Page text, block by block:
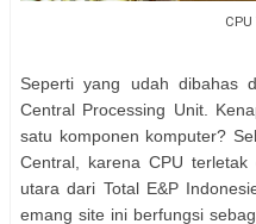
CPU
Seperti yang udah dibahas
Central Processing Unit.
satu komponen komputer?
Central, karena CPU
utara dari Total E&P
emang site ini berfungsi